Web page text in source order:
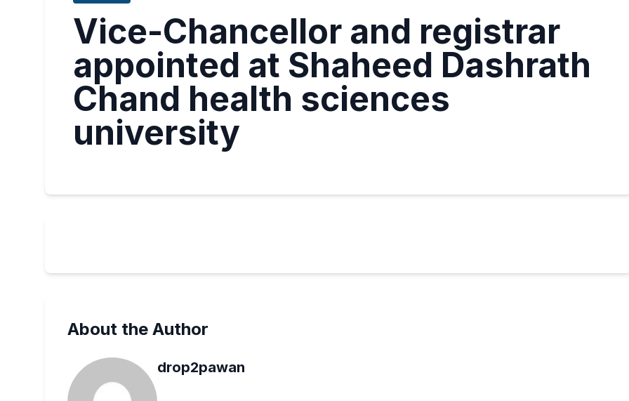
Vice-Chancellor and registrar
appointed at Shaheed Dashrath
Chand health sciences
university
About the Author
drop2pawan